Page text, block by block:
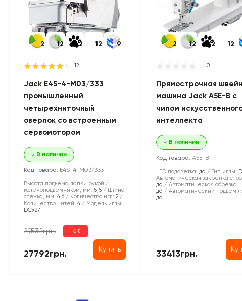
2 12 2 12 9
12
Jack E4S-4-M03/333
промышленный
четырехниточный
оверлок со встроенным
сервомотором
В наличии
Код товара: E4S-4-M03/333
Высота подъема лапки рукой /
коленоподъемником, мм: 5,5
Длина
стежка, мм: 4,6 Количество игл: 2
Количество нитей: 4
Модель иглы:
DCx27
29532грн. -6%
27792грн. Купить
2 12 2 12
0
Прямострочная
машина Jack A5E-B с
чипом
интеллекта
В наличии
Код товара: A5E-B
LED подсветка: да Тип иглы:
Автоматическая закрепка
да
Автоматическая обрезка
да
Автоматический подъем
да
33413грн.